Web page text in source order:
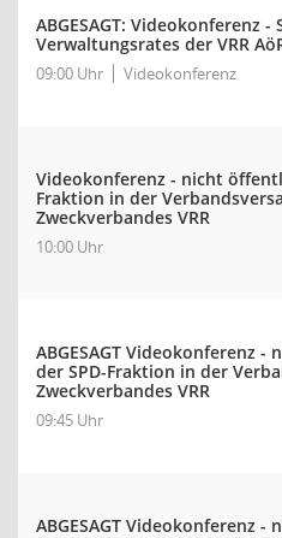
ABGESAGT: Videokonferenz
Verwaltungsrates der VRR
09:00 Uhr Videokonferenz
Videokonferenz - nicht
Fraktion in der
Zweckverbandes VRR
10:00 Uhr
ABGESAGT Videokonferenz
der SPD-Fraktion in der
Zweckverbandes VRR
09:45 Uhr
ABGESAGT Videokonferenz